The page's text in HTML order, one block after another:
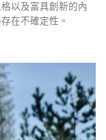
以及富具創新的內
在不確定性。